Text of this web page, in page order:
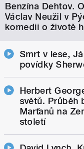
Benzína Dehtov.
Václav Neužil v
komedii o životě
Smrt v lese,
povídky
Herbert
světů. Průběh
Marťanů na
století